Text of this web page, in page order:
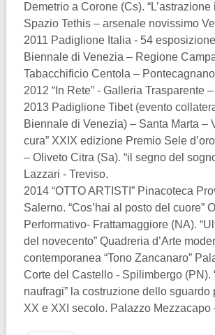
Demetrio a Corone (Cs). “L’astrazione
Spazio Tethis – arsenale novissimo
2011 Padiglione Italia - 54
Biennale di Venezia – Regione
Tabacchificio Centola –
2012 “In Rete” - Galleria Trasparente
2013 Padiglione Tibet (evento
Biennale di Venezia) – Santa Marta –
cura” XXIX edizione Premio Sele
– Oliveto Citra (Sa). “il segno del
Lazzari - Treviso.
2014 “OTTO ARTISTI” Pinacoteca
Salerno. “Cos’hai al posto del cuore”
Performativo- Frattamaggiore (NA).
del novecento” Quadreria d’Arte
contemporanea “Tono Zancanaro”
Corte del Castello - Spilimbergo (PN).
naufragi” la costruzione dello sguardo
XX e XXI secolo. Palazzo Mezzacapo